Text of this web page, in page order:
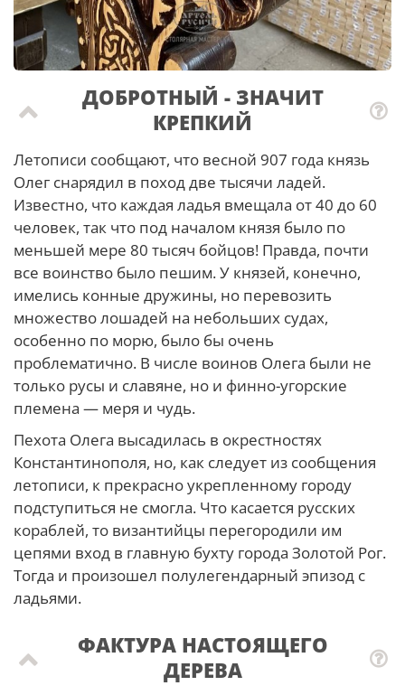
ДОБРОТНЫЙ - ЗНАЧИТ
КРЕПКИЙ
Летописи сообщают, что весной 907 года князь
Олег снарядил в поход две тысячи ладей.
Известно, что каждая ладья вмещала от 40 до 60
человек, так что под началом князя было по
меньшей мере 80 тысяч бойцов! Правда, почти
все воинство было пешим. У князей, конечно,
имелись конные дружины, но перевозить
множество лошадей на небольших судах,
особенно по морю, было бы очень
проблематично. В числе воинов Олега были не
только русы и славяне, но и финно-угорские
племена — меря и чудь.
Пехота Олега высадилась в окрестностях
Константинополя, но, как следует из сообщения
летописи, к прекрасно укрепленному городу
подступиться не смогла. Что касается русских
кораблей, то византийцы перегородили им
цепями вход в главную бухту города Золотой Рог.
Тогда и произошел полулегендарный эпизод с
ладьями.
ФАКТУРА НАСТОЯЩЕГО
ДЕРЕВА